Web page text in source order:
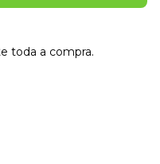
toda a compra.